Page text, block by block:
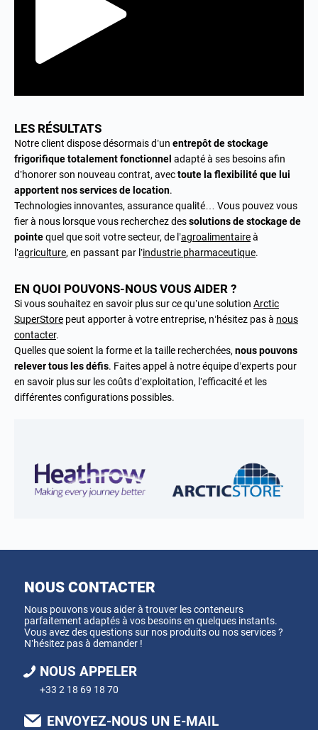
LES RÉSULTATS
Notre client dispose désormais d’un entrepôt de stockage
frigorifique totalement fonctionnel adapté à ses besoins afin
d’honorer son nouveau contrat, avectoute la flexibilité que lui
apportent nos services de location.
Technologies innovantes, assurance qualité… Vous pouvez vous
fier à nous lorsque vous recherchez dessolutions de stockage de
pointequel que soit votre secteur, de l’agroalimentaireà
l’agriculture, en passant par l’industrie pharmaceutique.
EN QUOI POUVONS-NOUS VOUS AIDER ?
Si vous souhaitez en savoir plus sur ce qu’une solution Arctic
SuperStore peut apporter à votre entreprise, n’hésitez pas à nous
contacter.
Quelles que soient la forme et la taille recherchées, nous pouvons
relever tous les défis. Faites appel à notre équipe d’experts pour
en savoir plus sur les coûts d’exploitation, l’efficacité et les
différentes configurations possibles.
NOUS CONTACTER
Nous pouvons vous aider à trouver les conteneurs
parfaitement adaptés à vos besoins en quelques instants.
Vous avez des questions sur nos produits ou nos services ?
N’hésitez pas à demander !
NOUS APPELER
+33 2 18 69 18 70
ENVOYEZ-NOUS UN E-MAIL